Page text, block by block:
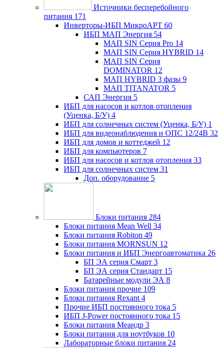
Источники бесперебойного
питания 171
Инверторы-ИБП МикроАРТ 60
ИБП МАП Энергия 54
МАП SIN Серия Pro 14
МАП SIN Серия HYBRID 14
МАП SIN Серия
DOMINATOR 12
МАП HYBRID 3 фазы 9
МАП TITANATOR 5
САП Энергия 5
ИБП для насосов и котлов отопления
(Уценка, Б/У) 4
ИБП для солнечных систем (Уценка, Б/У) 1
ИБП для видеонаблюдения и ОПС 12/24В 32
ИБП для домов и коттеджей 12
ИБП для компьютеров 7
ИБП для насосов и котлов отопления 33
ИБП для солнечных систем 31
Доп. оборудование 5
Блоки питания 284
Блоки питания Mean Well 34
Блоки питания Robiton 49
Блоки питания MORNSUN 12
Блоки питания и ИБП Энергоавтоматика 26
БП ЭА серия Смарт 3
БП ЭА серия Стандарт 15
Батарейные модули ЭА 8
Блоки питания прочие 109
Блоки питания Rexant 4
Прочие ИБП постоянного тока 5
ИБП J-Power постоянного тока 15
Блоки питания Меандр 3
Блоки питания для ноутбуков 10
Лабораторные блоки питания 24